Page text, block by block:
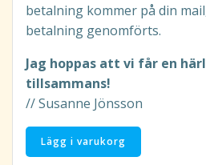
betalning kommer på din
betalning genomförts.
Jag hoppas att vi får en
tillsammans!
// Susanne Jönsson
Högre
Medvetande
Lägg i varukorg